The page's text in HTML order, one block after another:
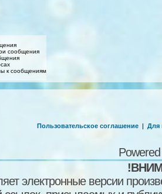
сообщения
к сообщениям
Пользовательское соглашение | Для
электронные версии